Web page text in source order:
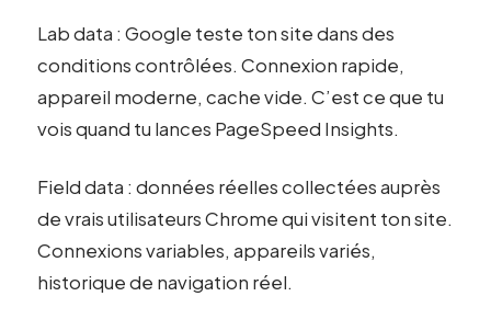
Lab data : Google teste ton site dans des
conditions contrôlées. Connexion rapide,
appareil moderne, cache vide. C’est ce que tu
vois quand tu lances PageSpeed Insights.
Field data : données réelles collectées auprès
de vrais utilisateurs Chrome qui visitent ton site.
Connexions variables, appareils variés,
historique de navigation réel.